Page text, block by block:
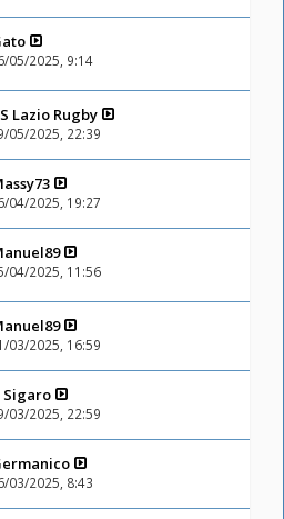
05/2025, 9:14
Lazio Rugby
05/2025, 22:39
04/2025, 19:27
04/2025, 11:56
03/2025, 16:59
Sigaro
03/2025, 22:59
03/2025, 8:43